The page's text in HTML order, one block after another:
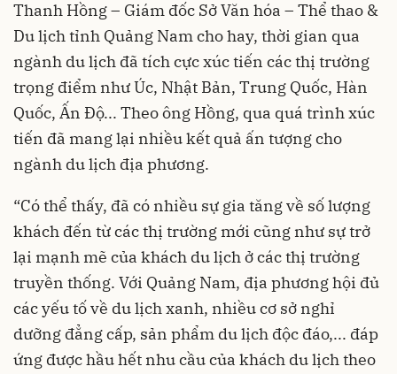
Thanh Hồng – Giám đốc Sở Văn hóa – Thể thao &
Du lịch tỉnh Quảng Nam cho hay, thời gian qua
ngành du lịch đã tích cực xúc tiến các thị trường
trọng điểm như Úc, Nhật Bản, Trung Quốc, Hàn
Quốc, Ấn Độ... Theo ông Hồng, qua quá trình xúc
tiến đã mang lại nhiều kết quả ấn tượng cho
ngành du lịch địa phương.
“Có thể thấy, đã có nhiều sự gia tăng về số lượng
khách đến từ các thị trường mới cũng như sự trở
lại mạnh mẽ của khách du lịch ở các thị trường
truyền thống. Với Quảng Nam, địa phương hội đủ
các yếu tố về du lịch xanh, nhiều cơ sở nghỉ
dưỡng đẳng cấp, sản phẩm du lịch độc đáo,... đáp
ứng được hầu hết nhu cầu của khách du lịch theo